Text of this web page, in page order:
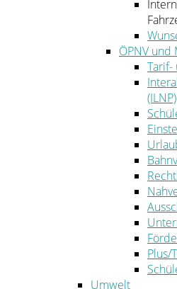
ÖPNV
Tarif-
(ILNP)
Plus/
Umwelt